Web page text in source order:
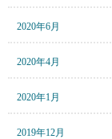
2020年6月
2020年4月
2020年1月
2019年12月